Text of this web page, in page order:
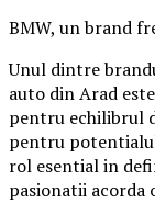
BMW, un brand
Unul dintre
auto din Arad
pentru echilibrul
pentru
rol esential in
pasionatii acorda